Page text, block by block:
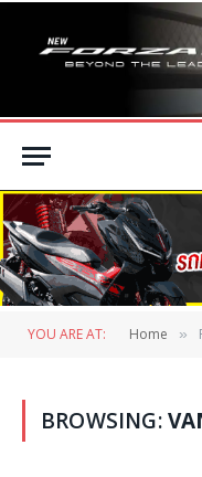
YOU ARE AT: Home »
BROWSING: